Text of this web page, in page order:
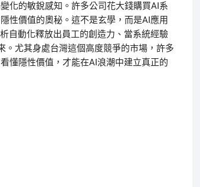
化的敏銳感知。許多公司花大錢購買AI系
性價值的奧秘。這不是玄學，而是AI應用
自動化釋放出員工的創造力、當系統經驗
尤其身處台灣這個高度競爭的市場，許多
懂隱性價值，才能在AI浪潮中建立真正的